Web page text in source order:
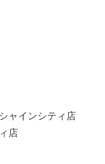
ャインシティ店
店